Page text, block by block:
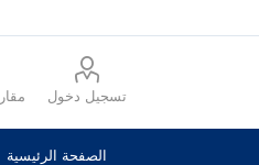
تسجيل دخول
الصفحة الرئيسية